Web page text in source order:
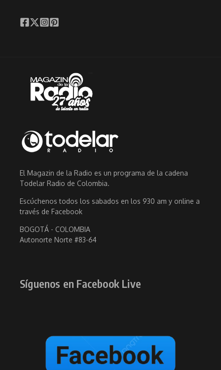
El Magazin de la Radio es un programa de la cadena
Todelar Radio de Colombia.
Escúchenos todos los sabados en los 930 am y online a
través de Facebook
BOGOTÁ - COLOMBIA
Autonorte Norte #83-64
Síguenos en Facebook Live